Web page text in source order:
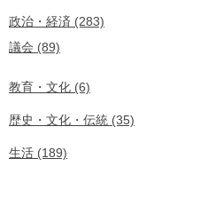
政治・経済 (283)
議会 (89)
教育・文化 (6)
歴史・文化・伝統 (35)
生活 (189)